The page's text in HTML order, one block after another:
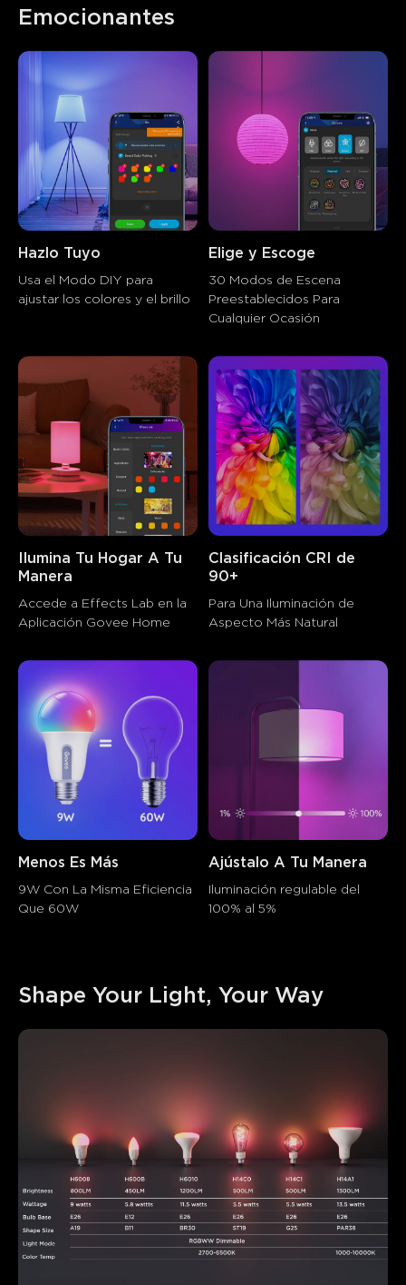
Emocionantes
Hazlo Tuyo
Usa el Modo DIY para
ajustar los colores y el brillo
Elige y Escoge
30 Modos de Escena
Preestablecidos Para
Cualquier Ocasión
Ilumina Tu Hogar A Tu
Manera
Accede a Effects Lab en la
Aplicación Govee Home
Clasificación CRI de
90+
Para Una Iluminación de
Aspecto Más Natural
Menos Es Más
9W Con La Misma Eficiencia
Que 60W
Ajústalo A Tu Manera
Iluminación regulable del
100% al 5%
Shape Your Light, Your Way